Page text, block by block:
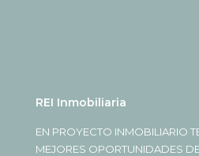
REI Inmobiliaria
EN PROYECTO INMOBILIARIO
MEJORES OPORTUNIDADES